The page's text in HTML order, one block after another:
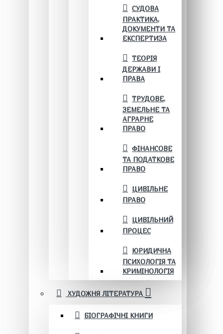
СУДОВА
ПРАКТИКА,
ДОКУМЕНТИ ТА
ЕКСПЕРТИЗА
ТЕОРІЯ
ДЕРЖАВИ І
ПРАВА
ТРУДОВЕ,
ЗЕМЕЛЬНЕ ТА
АГРАРНЕ
ПРАВО
ФІНАНСОВЕ
ТА ПОДАТКОВЕ
ПРАВО
ЦИВІЛЬНЕ
ПРАВО
ЦИВІЛЬНИЙ
ПРОЦЕС
ЮРИДИЧНА
ПСИХОЛОГІЯ ТА
КРИМІНОЛОГІЯ
ХУДОЖНЯ ЛІТЕРАТУРА
БІОГРАФІЧНІ КНИГИ